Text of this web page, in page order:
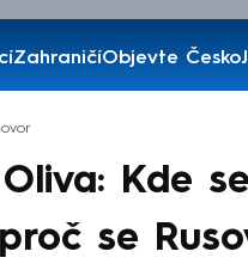
ZahraničíObjevte Česko
Kde
se